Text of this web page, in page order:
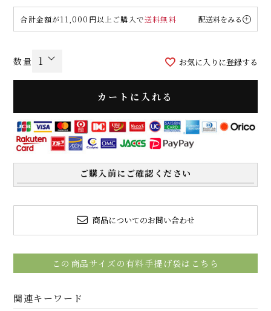
合計金額が11,000円以上ご購入で送料無料 配送料をみる
お気に入りに登録する
カートに入れる
ご購入前にご確認ください
商品についてのお問い合わせ
この商品サイズの有料手提げ袋はこちら
関連キーワード